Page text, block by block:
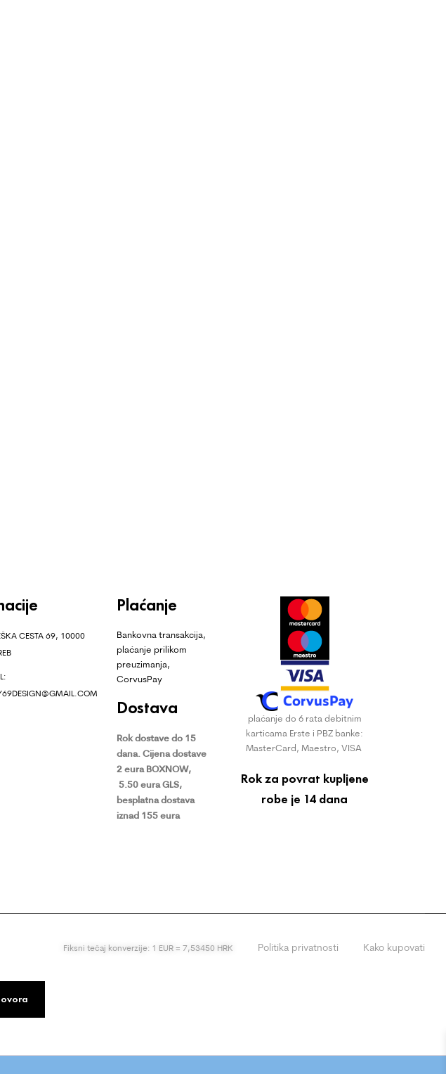
CESTA 69, 10000
Plaćanje
Bankovna transakcija,
plaćanje prilikom
preuzimanja,
CorvusPay
Dostava
Rok dostave do 15
dana. Cijena dostave
2 eura BOXNOW,
5.50 eura GLS,
besplatna dostava
iznad 155 eura
plaćanje do 6 rata debitnim
karticama Erste i PBZ banke:
MasterCard, Maestro, VISA
Rok za povrat kupljene
robe je 14 dana
Fiksni tečaj konverzije: 1 EUR = 7,53450 HRK Politika privatnosti Kako kupovati